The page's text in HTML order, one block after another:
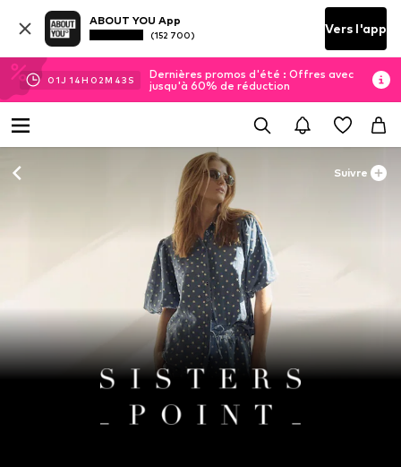
ABOUT YOU App
(152 700) Vers l'app
01J 14H 02M 42 S
Dernières promos d'été : Offres avec
jusqu'à 60% de réduction
Suivre